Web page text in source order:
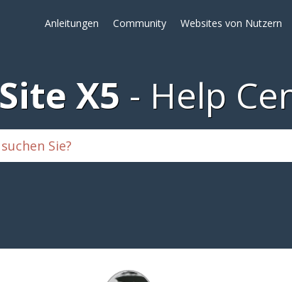
Anleitungen Community Websites von Nutzern
X5 Help